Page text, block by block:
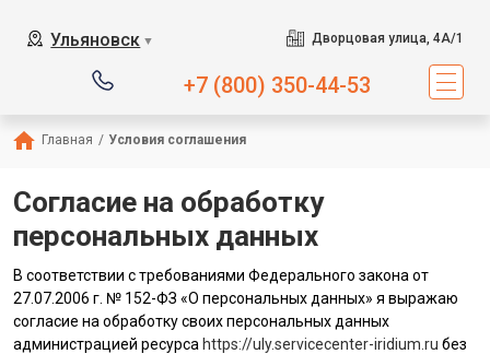
Ульяновск ▼ Дворцовая улица, 4А/1
+7 (800) 350-44-53
Главная / Условия соглашения
Согласие на обработку
персональных данных
В соответствии с требованиями Федерального закона от
27.07.2006 г. № 152-ФЗ «О персональных данных» я выражаю
согласие на обработку своих персональных данных
администрацией ресурса https://uly.servicecenter-iridium.ru без